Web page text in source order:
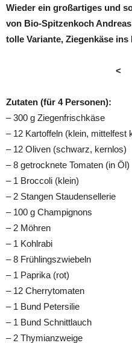
Wieder ein großartiges und
von Bio-Spitzenkoch
tolle Variante, Ziegenkäse ins
<
Zutaten (für 4 Personen):
– 300 g Ziegenfrischkäse
– 12 Kartoffeln (klein, mittelfest
– 12 Oliven (schwarz, kernlos)
– 8 getrocknete Tomaten (in Öl)
– 1 Broccoli (klein)
– 2 Stangen Staudensellerie
– 100 g Champignons
– 2 Möhren
– 1 Kohlrabi
– 8 Frühlingszwiebeln
– 1 Paprika (rot)
– 12 Cherrytomaten
– 1 Bund Petersilie
– 1 Bund Schnittlauch
– 2 Thymianzweige